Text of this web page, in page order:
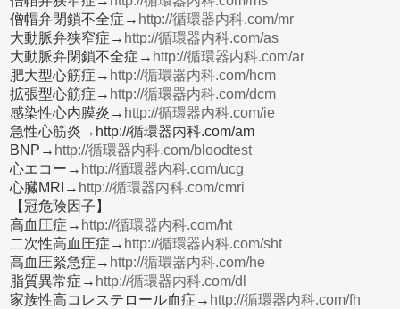
僧帽弁閉鎖不全症→ http://循環器内科.com/mr
大動脈弁狭窄症→ http://循環器内科.com/as
大動脈弁閉鎖不全症→ http://循環器内科.com/ar
肥大型心筋症→ http://循環器内科.com/hcm
拡張型心筋症→ http://循環器内科.com/dcm
感染性心内膜炎→ http://循環器内科.com/ie
急性心筋炎→http://循環器内科.com/am
BNP→ http://循環器内科.com/bloodtest
心エコー→ http://循環器内科.com/ucg
心臓MRI→ http://循環器内科.com/cmri
【冠危険因子】
高血圧症→ http://循環器内科.com/ht
二次性高血圧症→ http://循環器内科.com/sht
高血圧緊急症→ http://循環器内科.com/he
脂質異常症→ http://循環器内科.com/dl
家族性高コレステロール血症→ http://循環器内科.com/fh